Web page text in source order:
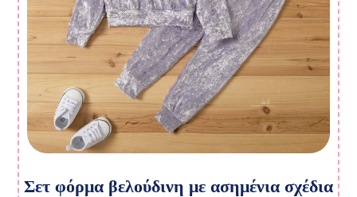
Σετ φόρμα βελούδινη με ασημένια σχέδια